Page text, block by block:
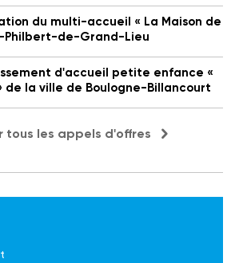
du multi-accueil « La Maison de
Philbert-de-Grand-Lieu
d'accueil petite enfance «
de la ville de Boulogne-Billancourt
tous les appels d'offres